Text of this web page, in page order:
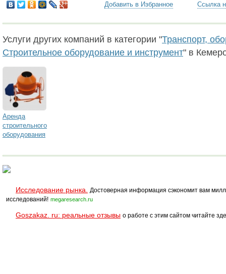
Добавить в Избранное Ссылка
Услуги других компаний в категории "Транспорт,
Строительное оборудование и инструмент" в
Аренда
строительного
оборудования
Исследование рынка.
Достоверная информация сэкономит вам
исследований! megaresearch.ru
Goszakaz. ru: реальные отзывы о работе с этим сайтом читайте